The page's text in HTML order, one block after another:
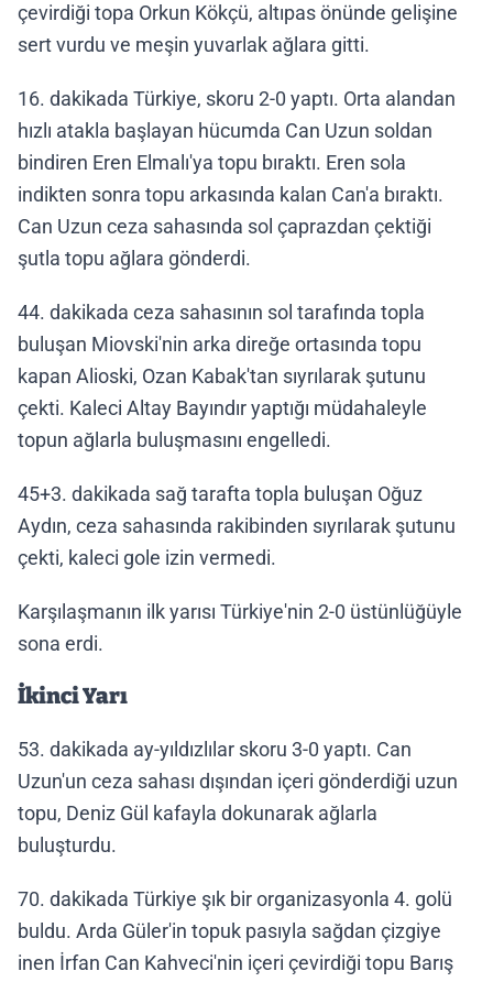
çevirdiği topa Orkun Kökçü, altıpas önünde gelişine
sert vurdu ve meşin yuvarlak ağlara gitti.
16. dakikada Türkiye, skoru 2-0 yaptı. Orta alandan
hızlı atakla başlayan hücumda Can Uzun soldan
bindiren Eren Elmalı'ya topu bıraktı. Eren sola
indikten sonra topu arkasında kalan Can'a bıraktı.
Can Uzun ceza sahasında sol çaprazdan çektiği
şutla topu ağlara gönderdi.
44. dakikada ceza sahasının sol tarafında topla
buluşan Miovski'nin arka direğe ortasında topu
kapan Alioski, Ozan Kabak'tan sıyrılarak şutunu
çekti. Kaleci Altay Bayındır yaptığı müdahaleyle
topun ağlarla buluşmasını engelledi.
45+3. dakikada sağ tarafta topla buluşan Oğuz
Aydın, ceza sahasında rakibinden sıyrılarak şutunu
çekti, kaleci gole izin vermedi.
Karşılaşmanın ilk yarısı Türkiye'nin 2-0 üstünlüğüyle
sona erdi.
İkinci Yarı
53. dakikada ay-yıldızlılar skoru 3-0 yaptı. Can
Uzun'un ceza sahası dışından içeri gönderdiği uzun
topu, Deniz Gül kafayla dokunarak ağlarla
buluşturdu.
70. dakikada Türkiye şık bir organizasyonla 4. golü
buldu. Arda Güler'in topuk pasıyla sağdan çizgiye
inen İrfan Can Kahveci'nin içeri çevirdiği topu Barış